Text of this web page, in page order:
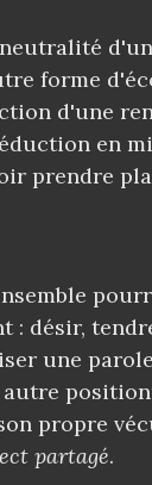
forme
d'une
en
prendre
: désir,
une
propre
partagé.